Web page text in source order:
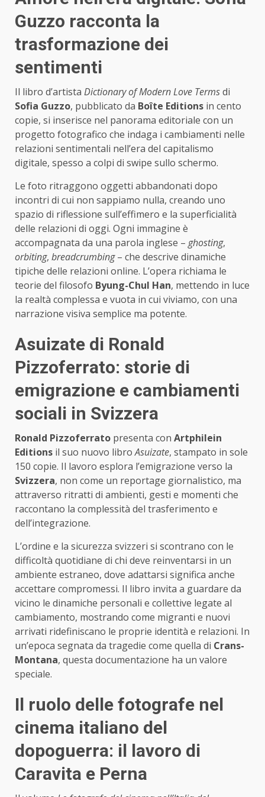
Guzzo racconta la
trasformazione dei
sentimenti
Il libro d’artista Dictionary of Modern Love Termsdi
Sofia Guzzo, pubblicato da Boîte Editions in cento
copie, si inserisce nel panorama editoriale con un
progetto fotografico che indaga i cambiamenti nelle
relazioni sentimentali nell’era del capitalismo
digitale, spesso a colpi di swipe sullo schermo.
Le foto ritraggono oggetti abbandonati dopo
incontri di cui non sappiamo nulla, creando uno
spazio di riflessione sull’effimero e la superficialità
delle relazioni di oggi. Ogni immagine è
accompagnata da una parola inglese – ghosting,
orbiting, breadcrumbing– che descrive dinamiche
tipiche delle relazioni online. L’opera richiama le
teorie del filosofo Byung-Chul Han, mettendo in luce
la realtà complessa e vuota in cui viviamo, con una
narrazione visiva semplice ma potente.
Asuizate di Ronald
Pizzoferrato: storie di
emigrazione e cambiamenti
sociali in Svizzera
Ronald Pizzoferrato presenta con Artphilein
Editions il suo nuovo libroAsuizate, stampato in sole
150 copie. Il lavoro esplora l’emigrazione verso la
Svizzera, non come un reportage giornalistico, ma
attraverso ritratti di ambienti, gesti e momenti che
raccontano la complessità del trasferimento e
dell’integrazione.
L’ordine e la sicurezza svizzeri si scontrano con le
difficoltà quotidiane di chi deve reinventarsi in un
ambiente estraneo, dove adattarsi significa anche
accettare compromessi. Il libro invita a guardare da
vicino le dinamiche personali e collettive legate al
cambiamento, mostrando come migranti e nuovi
arrivati ridefiniscano le proprie identità e relazioni. In
un’epoca segnata da tragedie come quella di Crans-
Montana, questa documentazione ha un valore
speciale.
Il ruolo delle fotografe nel
cinema italiano del
dopoguerra: il lavoro di
Caravita e Perna